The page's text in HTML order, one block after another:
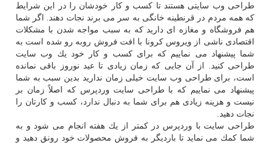
طراحی وب سایتی هستند تا كسب و كار خودشان را در این شرایط
كه همه مردم در قرنطینه خانگی به سر می برند نجات دهند. اگر شما
هم فروشگاه و مغازه ای دارید كه به سبب مواجه شدن با مشكلات
اقتصادی ناشی از ویروس كرونا با افت فروش روبه رو شده است به
شما پیشنهاد می نماییم كه برای كسب و كار خود یك وب سایت
طراحی كنید. از آن جایی كه زمان زیادی تا عید نوروز باقی نمانده
است، برای طراحی وب سایت خیلی زمان ندارید بدین سبب به شما
پیشنهاد می نماییم كه با طراحی سایت وردپرس كه اصلاً زمان بر
نیست و هزینه زیادی هم برای شما به دنبال ندارد، كسب و كارتان را
نجات دهید.
طراحی سایت با وردپرس در كمتر از یك هفته انجام می شود و به
شما كمك می نماید تا باردیگر به فروش محصولات خود رونق دهید و